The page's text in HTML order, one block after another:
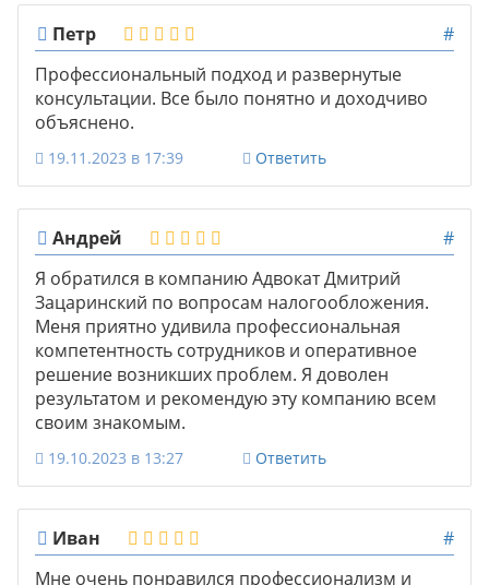
Петр
#
Профессиональный подход и развернутые
консультации. Все было понятно и доходчиво
объяснено.
19.11.2023 в 17:39 Ответить
Андрей
#
Я обратился в компанию Адвокат Дмитрий
Зацаринский по вопросам налогообложения.
Меня приятно удивила профессиональная
компетентность сотрудников и оперативное
решение возникших проблем. Я доволен
результатом и рекомендую эту компанию всем
своим знакомым.
19.10.2023 в 13:27 Ответить
Иван
#
Мне очень понравился профессионализм и